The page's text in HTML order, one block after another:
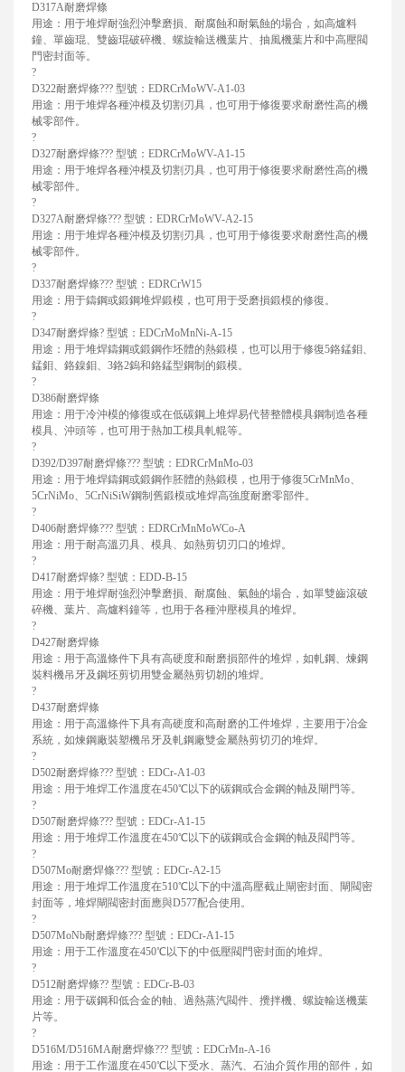
D317A耐磨焊條
用途：用于堆焊耐強烈沖擊磨損、耐腐蝕和耐氣蝕的場合，如高爐料
鐘、單齒琨、雙齒琨破碎機、螺旋輸送機葉片、抽風機葉片和中高壓閥
門密封面等。
?
D322耐磨焊條??? 型號：EDRCrMoWV-A1-03
用途：用于堆焊各種沖模及切割刃具，也可用于修復要求耐磨性高的機
械零部件。
?
D327耐磨焊條??? 型號：EDRCrMoWV-A1-15
用途：用于堆焊各種沖模及切割刃具，也可用于修復要求耐磨性高的機
械零部件。
?
D327A耐磨焊條??? 型號：EDRCrMoWV-A2-15
用途：用于堆焊各種沖模及切割刃具，也可用于修復要求耐磨性高的機
械零部件。
?
D337耐磨焊條??? 型號：EDRCrW15
用途：用于鑄鋼或鍛鋼堆焊鍛模，也可用于受磨損鍛模的修復。
?
D347耐磨焊條? 型號：EDCrMoMnNi-A-15
用途：用于堆焊鑄鋼或鍛鋼作坯體的熱鍛模，也可以用于修復5鉻錳鉬、
錳鉬、鉻鎳鉬、3鉻2鎢和鉻錳型鋼制的鍛模。
?
D386耐磨焊條
用途：用于冷沖模的修復或在低碳鋼上堆焊易代替整體模具鋼制造各種
模具、沖頭等，也可用于熱加工模具軋輥等。
?
D392/D397耐磨焊條??? 型號：EDRCrMnMo-03
用途：用于堆焊鑄鋼或鍛鋼作胚體的熱鍛模，也用于修復5CrMnMo、
5CrNiMo、5CrNiSiW鋼制舊鍛模或堆焊高強度耐磨零部件。
?
D406耐磨焊條??? 型號：EDRCrMnMoWCo-A
用途：用于耐高溫刃具、模具、如熱剪切刃口的堆焊。
?
D417耐磨焊條? 型號：EDD-B-15
用途：用于堆焊耐強烈沖擊磨損、耐腐蝕、氣蝕的場合，如單雙齒滾破
碎機、葉片、高爐料鐘等，也用于各種沖壓模具的堆焊。
?
D427耐磨焊條
用途：用于高溫條件下具有高硬度和耐磨損部件的堆焊，如軋鋼、煉鋼
裝料機吊牙及鋼坯剪切用雙金屬熱剪切韌的堆焊。
?
D437耐磨焊條
用途：用于高溫條件下具有高硬度和高耐磨的工件堆焊，主要用于冶金
系統，如煉鋼廠裝塑機吊牙及軋鋼廠雙金屬熱剪切刃的堆焊。
?
D502耐磨焊條??? 型號：EDCr-A1-03
用途：用于堆焊工作溫度在450℃以下的碳鋼或合金鋼的軸及閘門等。
?
D507耐磨焊條??? 型號：EDCr-A1-15
用途：用于堆焊工作溫度在450℃以下的碳鋼或合金鋼的軸及閥門等。
?
D507Mo耐磨焊條??? 型號：EDCr-A2-15
用途：用于堆焊工作溫度在510℃以下的中溫高壓截止閘密封面、閘閥密
封面等，堆焊閘閥密封面應與D577配合使用。
?
D507MoNb耐磨焊條??? 型號：EDCr-A1-15
用途：用于工作溫度在450℃以下的中低壓閥門密封面的堆焊。
?
D512耐磨焊條?? 型號：EDCr-B-03
用途：用于碳鋼和低合金的軸、過熱蒸汽閥件、攪拌機、螺旋輸送機葉
片等。
?
D516M/D516MA耐磨焊條??? 型號：EDCrMn-A-16
用途：用于工作溫度在450℃以下受水、蒸汽、石油介質作用的部件，如